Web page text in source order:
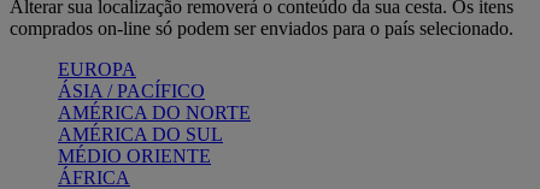
Alterar sua localização removerá o conteúdo da sua cesta. Os itens
comprados on-line só podem ser enviados para o país selecionado.
EUROPA
ÁSIA / PACÍFICO
AMÉRICA DO NORTE
AMÉRICA DO SUL
MÉDIO ORIENTE
ÁFRICA